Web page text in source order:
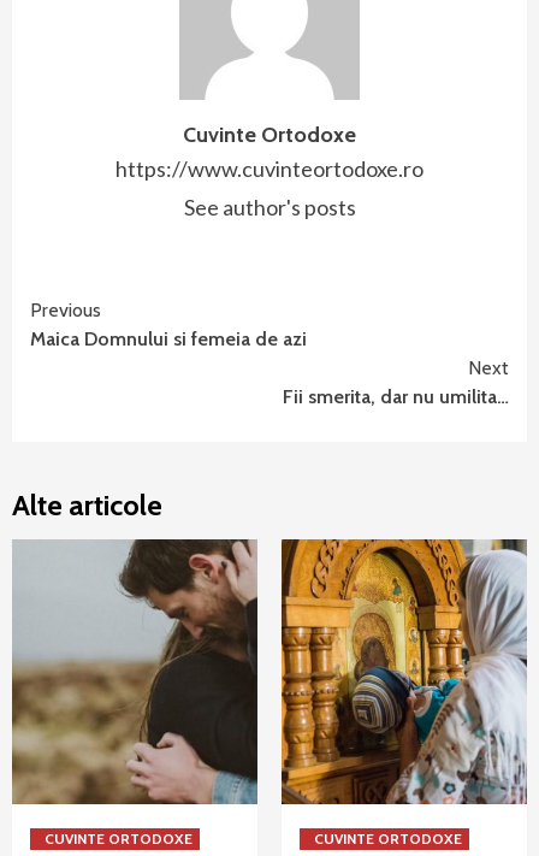
Cuvinte Ortodoxe
https://www.cuvinteortodoxe.ro
See author's posts
Continue
Reading
Previous
Maica Domnului si femeia de azi
Next
Fii smerita, dar nu umilita…
Alte articole
CUVINTE ORTODOXE CUVINTE ORTODOXE